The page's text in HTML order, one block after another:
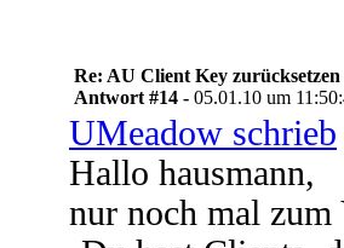
Re: AU Client Key zurücksetzen
Antwort #14 - 05.01.10 um
UMeadow schrieb
Hallo hausmann,
nur noch mal zum